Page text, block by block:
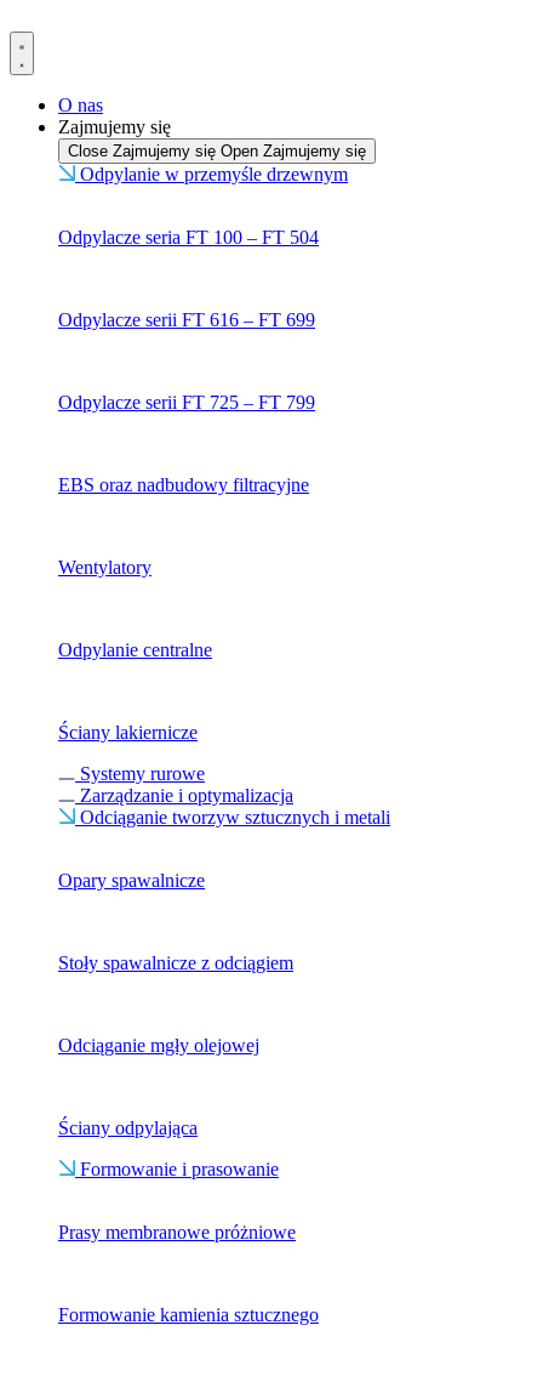
do
treści
O nas
Zajmujemy się
Close Zajmujemy się Open Zajmujemy się
Odpylanie w przemyśle drzewnym
Odpylacze seria FT 100 – FT 504
Odpylacze serii FT 616 – FT 699
Odpylacze serii FT 725 – FT 799
EBS oraz nadbudowy filtracyjne
Wentylatory
Odpylanie centralne
Ściany lakiernicze
Systemy rurowe
Zarządzanie i optymalizacja
Odciąganie tworzyw sztucznych i metali
Opary spawalnicze
Stoły spawalnicze z odciągiem
Odciąganie mgły olejowej
Ściany odpylająca
Formowanie i prasowanie
Prasy membranowe próżniowe
Formowanie kamienia sztucznego